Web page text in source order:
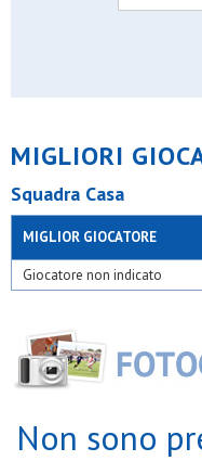
MIGLIORI
Squadra Casa
MIGLIOR GIOCATORE
Giocatore non indicato
Non sono